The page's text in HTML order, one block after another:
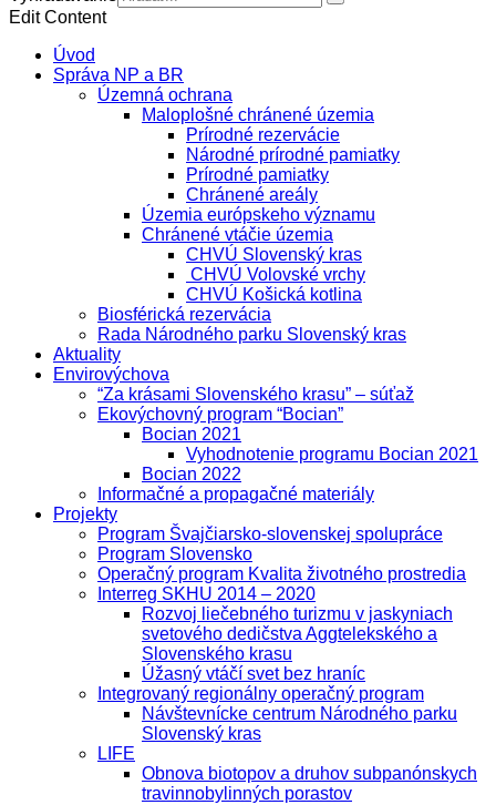
Edit Content
Úvod
Správa NP a BR
Územná ochrana
Maloplošné chránené územia
Prírodné rezervácie
Národné prírodné pamiatky
Prírodné pamiatky
Chránené areály
Územia európskeho významu
Chránené vtáčie územia
CHVÚ Slovenský kras
CHVÚ Volovské vrchy
CHVÚ Košická kotlina
Biosférická rezervácia
Rada Národného parku Slovenský kras
Aktuality
Envirovýchova
“Za krásami Slovenského krasu” – súťaž
Ekovýchovný program “Bocian”
Bocian 2021
Vyhodnotenie programu Bocian 2021
Bocian 2022
Informačné a propagačné materiály
Projekty
Program Švajčiarsko-slovenskej spolupráce
Program Slovensko
Operačný program Kvalita životného prostredia
Interreg SKHU 2014 – 2020
Rozvoj liečebného turizmu v jaskyniach
svetového dedičstva Aggtelekského a
Slovenského krasu
Úžasný vtáčí svet bez hraníc
Integrovaný regionálny operačný program
Návštevnícke centrum Národného parku
Slovenský kras
LIFE
Obnova biotopov a druhov subpanónskych
travinnobylinných porastov